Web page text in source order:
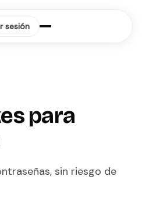
sesión
para
sin riesgo de